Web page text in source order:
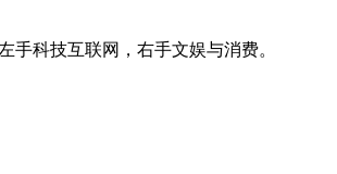
手科技互联网，右手文娱与消费。